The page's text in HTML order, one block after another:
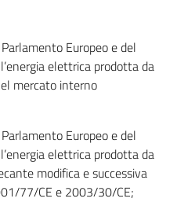
Europeo e del
elettrica prodotta da
mercato interno
Europeo e del
elettrica prodotta da
modifica e successiva
77/CE e 2003/30/CE;